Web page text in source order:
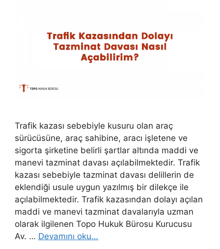
Trafik kazası sebebiyle kusuru olan araç
sürücüsüne, araç sahibine, aracı işletene ve
sigorta şirketine belirli şartlar altında maddi ve
manevi tazminat davası açılabilmektedir. Trafik
kazası sebebiyle tazminat davası delillerin de
eklendiği usule uygun yazılmış bir dilekçe ile
açılabilmektedir. Trafik kazasından dolayı açılan
maddi ve manevi tazminat davalarıyla uzman
olarak ilgilenen Topo Hukuk Bürosu Kurucusu
Av. … Devamını oku…